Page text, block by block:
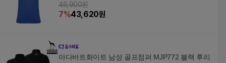
46,900원
7%43,620원
아다바트화이트 남성 골프점퍼 MJP772 블랙 후리